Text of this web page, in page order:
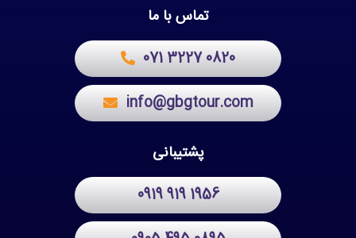
تماس با ما
071 3227 0820
info@gbgtour.com
پشتیبانی
0919 919 1956